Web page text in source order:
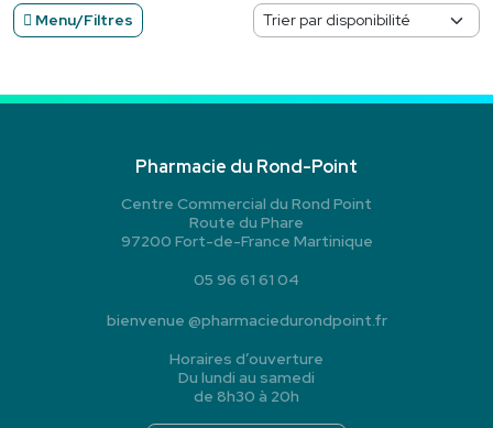
Menu/Filtres
Pharmacie du Rond-Point
Centre Commercial du Rond Point
Route du Phare
97200 Fort-de-France Martinique
05 96 61 61 04
bienvenue @pharmaciedurondpoint.fr
Horaires d’ouverture
Du lundi au samedi
de 8h30 à 20h